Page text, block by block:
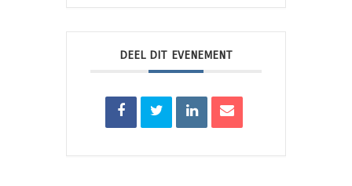
DEEL DIT EVENEMENT